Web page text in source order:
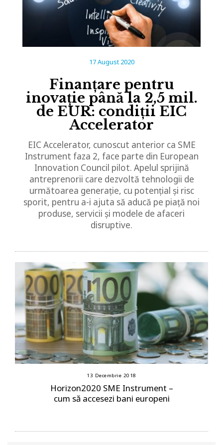
17 August 2020
Finanțare pentru
inovație până la 2,5 mil.
de EUR: condiții EIC
Accelerator
EIC Accelerator, cunoscut anterior ca SME
Instrument faza 2, face parte din European
Innovation Council pilot. Apelul sprijină
antreprenorii care dezvoltă tehnologii de
următoarea generație, cu potențial și risc
sporit, pentru a-i ajuta să aducă pe piață noi
produse, servicii și modele de afaceri
disruptive.
13 Decembrie 2018
Horizon2020 SME Instrument –
cum să accesezi bani europeni